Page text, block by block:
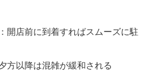
：開店前に到着すればスムーズに駐
方以降は混雑が緩和される